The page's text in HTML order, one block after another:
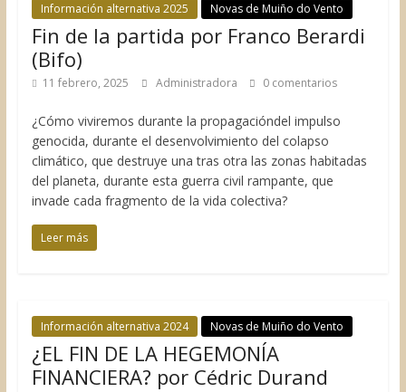
Información alternativa 2025 Novas de Muiño do Vento
Fin de la partida por Franco Berardi
(Bifo)
11 febrero, 2025 Administradora 0 comentarios
¿Cómo viviremos durante la propagacióndel impulso
genocida, durante el desenvolvimiento del colapso
climático, que destruye una tras otra las zonas habitadas
del planeta, durante esta guerra civil rampante, que
invade cada fragmento de la vida colectiva?
Leer más
Información alternativa 2024 Novas de Muiño do Vento
¿EL FIN DE LA HEGEMONÍA
FINANCIERA? por Cédric Durand